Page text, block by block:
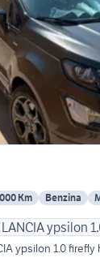
Km Benzina
ypsilon 1.0 firefly